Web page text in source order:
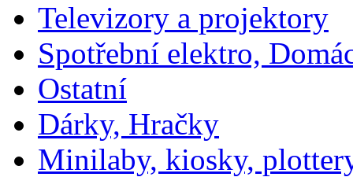
Televizory a projektory
Spotřební elektro,
Ostatní
Dárky, Hračky
Minilaby, kiosky,